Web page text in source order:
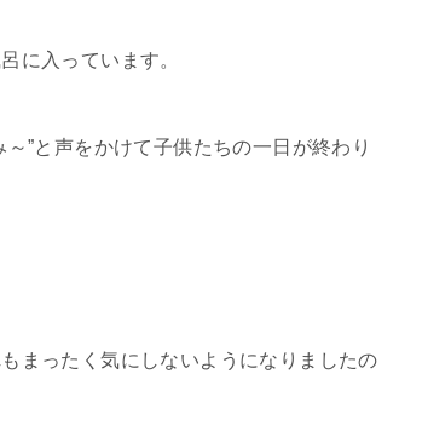
に入っています。
”と声をかけて子供たちの一日が終わり
まったく気にしないようになりましたの